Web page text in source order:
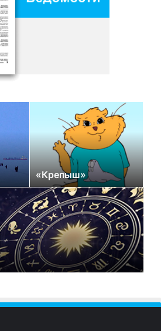
«Крепыш»